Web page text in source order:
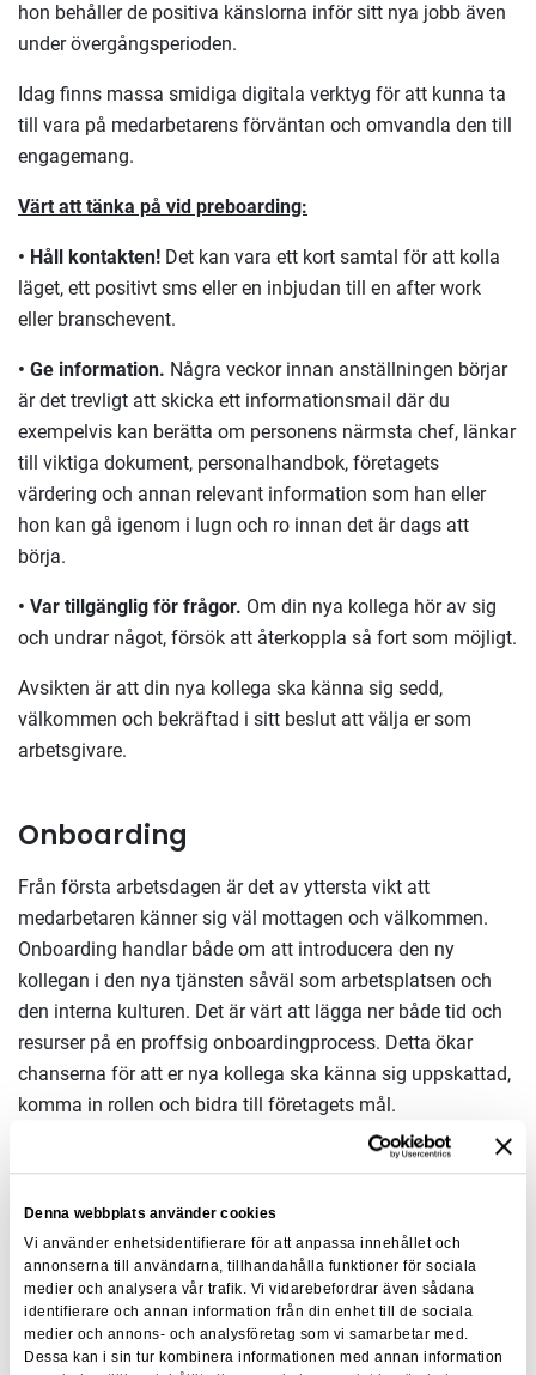
Denna webbplats använder cookies
Vi använder enhetsidentifierare för att anpassa innehållet och
annonserna till användarna, tillhandahålla funktioner för sociala
medier och analysera vår trafik. Vi vidarebefordrar även sådana
identifierare och annan information från din enhet till de sociala
medier och annons- och analysföretag som vi samarbetar med.
Dessa kan i sin tur kombinera informationen med annan information
hon behåller de positiva känslorna inför sitt nya jobb även
under övergångsperioden.
Idag finns massa smidiga digitala verktyg för att kunna ta
till vara på medarbetarens förväntan och omvandla den till
engagemang.
Värt att tänka på vid preboarding:
• Håll kontakten! Det kan vara ett kort samtal för att kolla
läget, ett positivt sms eller en inbjudan till en after work
eller branschevent.
• Ge information. Några veckor innan anställningen börjar
är det trevligt att skicka ett informationsmail där du
exempelvis kan berätta om personens närmsta chef, länkar
till viktiga dokument, personalhandbok, företagets
värdering och annan relevant information som han eller
hon kan gå igenom i lugn och ro innan det är dags att
börja.
• Var tillgänglig för frågor. Om din nya kollega hör av sig
och undrar något, försök att återkoppla så fort som möjligt.
Avsikten är att din nya kollega ska känna sig sedd,
välkommen och bekräftad i sitt beslut att välja er som
arbetsgivare.
Onboarding
Från första arbetsdagen är det av yttersta vikt att
medarbetaren känner sig väl mottagen och välkommen.
Onboarding handlar både om att introducera den ny
kollegan i den nya tjänsten såväl som arbetsplatsen och
den interna kulturen. Det är värt att lägga ner både tid och
resurser på en proffsig onboardingprocess. Detta ökar
chanserna för att er nya kollega ska känna sig uppskattad,
komma in rollen och bidra till företagets mål.
• Förberedd arbetsplats.Det är trevligt första dagen ha en
förberedd arbetsplats, kanske med en blomma och en
trevlig välkomsthälsning. Alla vill känna sig välkomna och
efterlängtade. Se därför till att alla praktiska saker så som
dator, telefon, mail och inloggningsuppgifter är ordentligt
förberett.